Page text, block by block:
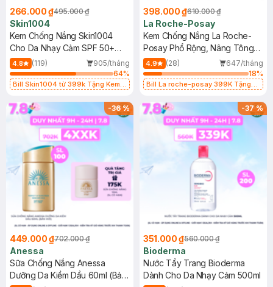
266.000 ₫495.000 ₫
Skin1004
Kem Chống Nắng Skin1004
Cho Da Nhạy Cảm SPF 50+
50ml
4.8 (119)
905/tháng
64%
Bill Skin1004 từ 399k Tặng Kem
SPF 50+ 20ml (SL Có Hạn)
398.000 ₫610.000 ₫
La Roche-Posay
Kem Chống Nắng La Roche-
Posay Phổ Rộng, Nâng Tông
Kiềm Dầu 50ml
4.9 (28)
647/tháng
18%
Bill La roche-posay 399K Tặng
(SL có hạn)
-36%
449.000 ₫702.000 ₫
Anessa
Sữa Chống Nắng Anessa
Dưỡng Da Kiềm Dầu 60ml (Bản
-37%
351.000 ₫560.000 ₫
Bioderma
Nước Tẩy Trang Bioderma
Dành Cho Da Nhạy Cảm 500ml